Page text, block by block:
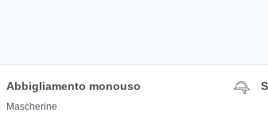
Abbigliamento monouso
Mascherine